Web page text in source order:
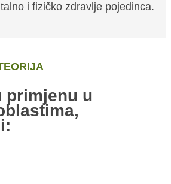
i fizičko zdravlje pojedinca.
primjenu u